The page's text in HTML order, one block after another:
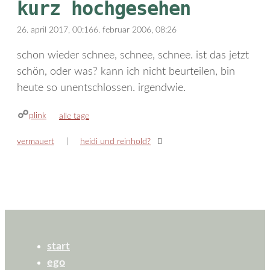
kurz hochgesehen
26. april 2017, 00:166. februar 2006, 08:26
schon wieder schnee, schnee, schnee. ist das jetzt
schön, oder was? kann ich nicht beurteilen, bin
heute so unentschlossen. irgendwie.
plink kategorien
alle tage
vermauert heidi und reinhold?
start
ego